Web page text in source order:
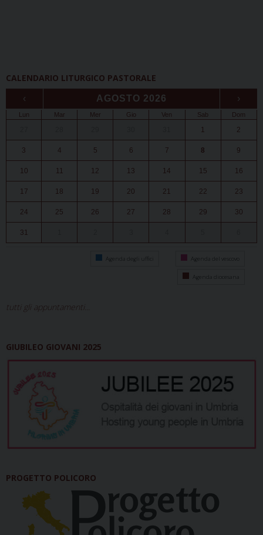
CALENDARIO LITURGICO PASTORALE
‹ AGOSTO 2026 ›
Lun Mar Mer Gio Ven Sab Dom
1 2
3 4 5 6 7 8 9
10 11 12 13 14 15 16
17 18 19 20 21 22 23
24 25 26 27 28 29 30
31
Agenda degli uffici Agenda del vescovo
Agenda diocesana
tutti gli appuntamenti...
GIUBILEO GIOVANI 2025
PROGETTO POLICORO